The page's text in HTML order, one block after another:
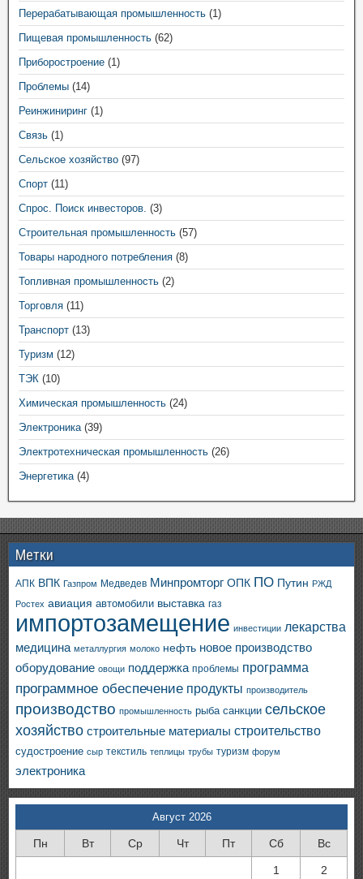
Перерабатывающая промышленность (1)
Пищевая промышленность (62)
Приборостроение (1)
Проблемы (14)
Реинжиниринг (1)
Связь (1)
Сельское хозяйство (97)
Спорт (11)
Спрос. Поиск инвесторов. (3)
Строительная промышленность (57)
Товары народного потребления (8)
Топливная промышленность (2)
Торговля (11)
Транспорт (13)
Туризм (12)
ТЭК (10)
Химическая промышленность (24)
Электроника(39)
Электротехническая промышленность (26)
Энергетика(4)
Метки
АПК ВПК Газпром Медведев Минпромторг ОПК ПО Путин РЖД
Ростех авиация автомобили выставка газ
импортозамещение инвестиции лекарства
медицина металлургия молоко нефть новое производство
оборудование овощи поддержка проблемы программа
программное обеспечение продукты производитель
производство промышленность рыба санкции сельское
хозяйство строительные материалы строительство
судостроение сыр текстиль теплицы трубы туризм форум
электроника
Август 2026
Пн Вт Ср Чт Пт Сб Вс
1 2